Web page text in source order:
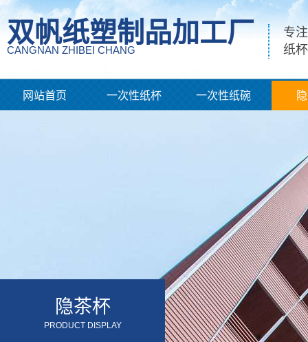
双帆纸塑制品加工厂
CANGNAN ZHIBEI CHANG
专
纸
网站首页 一次性纸杯 一次性纸碗
隐茶杯
PRODUCT DISPLAY